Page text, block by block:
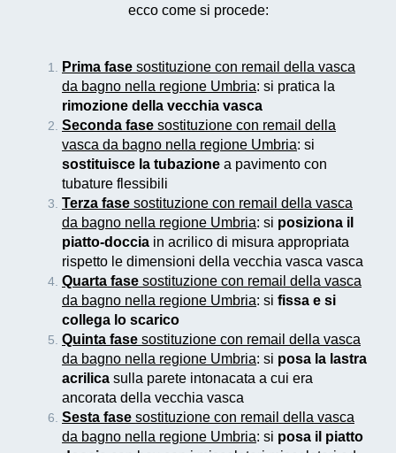
ecco come si procede:
Prima fase sostituzione con remail della vasca
da bagno nella regione Umbria: si pratica la
rimozione della vecchia vasca
Seconda fase sostituzione con remail della
vasca da bagno nella regione Umbria: si
sostituisce la tubazione a pavimento con
tubature flessibili
Terza fase sostituzione con remail della vasca
da bagno nella regione Umbria: si posiziona il
piatto-doccia in acrilico di misura appropriata
rispetto le dimensioni della vecchia vasca vasca
Quarta fase sostituzione con remail della vasca
da bagno nella regione Umbria: si fissa e si
collega lo scarico
Quinta fase sostituzione con remail della vasca
da bagno nella regione Umbria: si posa la lastra
acrilica sulla parete intonacata a cui era
ancorata della vecchia vasca
Sesta fase sostituzione con remail della vasca
da bagno nella regione Umbria: si posa il piatto